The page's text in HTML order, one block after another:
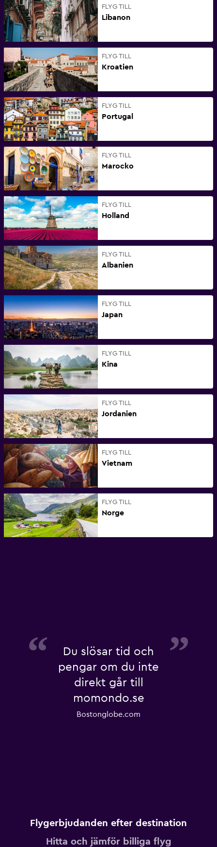
FLYG TILL
Libanon
FLYG TILL
Kroatien
FLYG TILL
Portugal
FLYG TILL
Marocko
FLYG TILL
Holland
FLYG TILL
Albanien
FLYG TILL
Japan
FLYG TILL
Kina
FLYG TILL
Jordanien
FLYG TILL
Vietnam
FLYG TILL
Norge
Du slösar tid och
pengar om du inte
direkt går till
momondo.se
Bostonglobe.com
Flygerbjudanden efter destination
Hitta och jämför billiga flyg